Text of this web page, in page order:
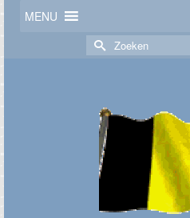
MENU
Zoek
naar: